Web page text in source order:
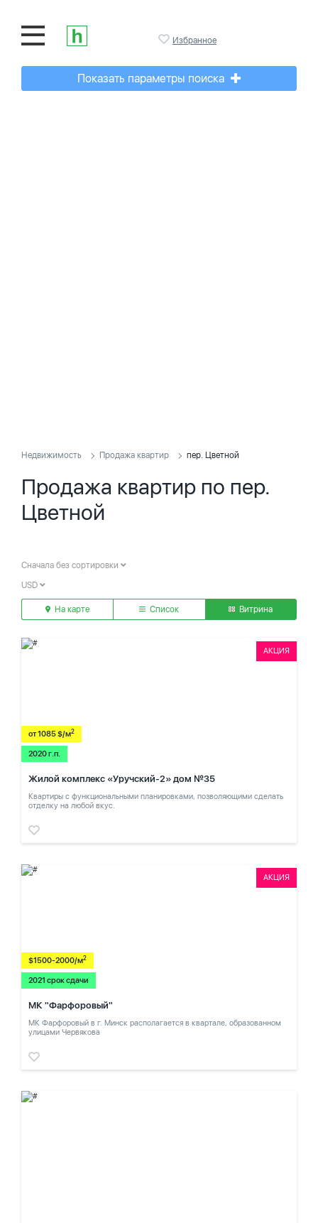
Избранное
Показать параметры поиска
Недвижимость Продажа квартир пер. Цветной
Продажа квартир по пер.
Цветной
Сначала без сортировки
USD
На карте Список Витрина
АКЦИЯ
от 1085 $/м2
2020 г.п.
Жилой комплекс «Уручский-2» дом №35
Квартиры с функциональными планировками, позволяющими сделать
отделку на любой вкус.
АКЦИЯ
$1500-2000/м2
2021 срок сдачи
МК "Фарфоровый"
МК Фарфоровый в г. Минск располагается в квартале, образованном
улицами Червякова